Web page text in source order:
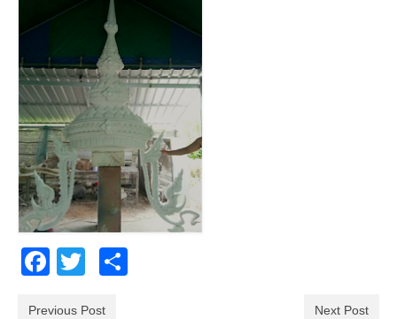
Facebook
Twitter
Previous Post Next Post